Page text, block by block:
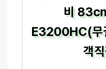
비
E3200HC(무
객